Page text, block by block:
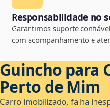
Responsabilidade no
Garantimos suporte
com acompanhamento e
Guincho para
Perto de Mim
Carro imobilizado, falha